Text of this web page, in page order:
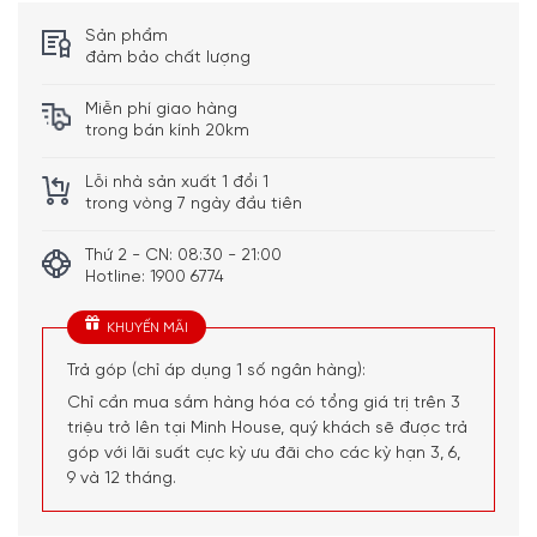
Loại cân Cân tiểu ly nhà bếp
Dung
pin
Bước
1 g / 1 ml / 0,1 oz /
Phạm vi
Tối đa 5 kg / 5000
ml / 11 lb / 175 fl.oz
Tiện ích
Chân đế chống
trượt
Bát cân có thể
tháo rời & an
toàn với máy rửa
bát
Sản phẩm
đảm bảo chất lượng
Miễn phí giao hàng
trong bán kính 20km
Lỗi nhà sản xuất 1 đổi 1
trong vòng 7 ngày đầu tiên
Thứ 2 - CN: 08:30 - 21:00
Hotline: 1900 6774
KHUYẾN MÃI
Trả góp (chỉ áp dụng 1 số ngân hàng):
Chỉ cần mua sắm hàng hóa có tổng giá trị trên 3
triệu trở lên tại Minh House, quý khách sẽ được trả
góp với lãi suất cực kỳ ưu đãi cho các kỳ hạn 3, 6,
9 và 12 tháng.